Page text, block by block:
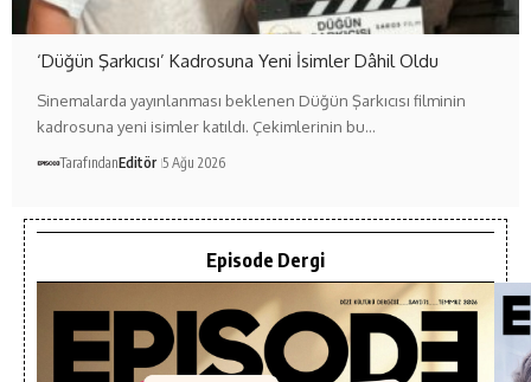
‘Düğün Şarkıcısı’ Kadrosuna Yeni İsimler Dâhil Oldu
Sinemalarda yayınlanması beklenen Düğün Şarkıcısı filminin
kadrosuna yeni isimler katıldı. Çekimlerinin bu…
TarafındanEditör 5 Ağu 2026
Episode Dergi